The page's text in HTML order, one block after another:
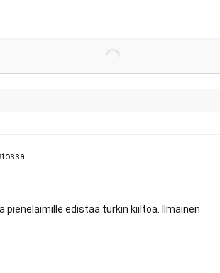
pieneläimille edistää turkin kiiltoa. Ilmainen
Loading...